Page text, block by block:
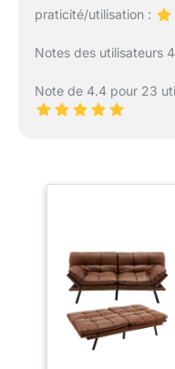
praticité/utilisation :
Notes des utilisateurs
Note de 4.4 pour 23